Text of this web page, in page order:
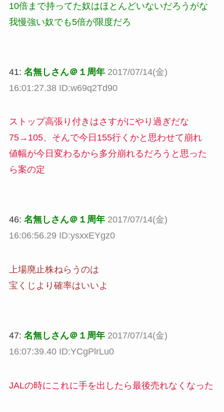
10倍まで持ってた奴はほとんどいないだろうがな
我慢強い奴でも5倍が限度だろ
41: 名無しさん＠１周年 2017/07/14(金)
16:01:27.38 ID:w69q2Td90
ストップ高張り付きはさすがにやり過ぎだな
75→105、そんで今日155行くかと思わせて崩れ
値幅が今日変わるから多分崩れるだろうと思った
ら案の定
46: 名無しさん＠１周年 2017/07/14(金)
16:06:56.29 ID:ysxxEYgz0
上場廃止株ねらうのは
宝くじより確率はいいよ
47: 名無しさん＠１周年 2017/07/14(金)
16:07:39.40 ID:YCgPlrLu0
JALの時にこれに手を出したら最後売れなくなった